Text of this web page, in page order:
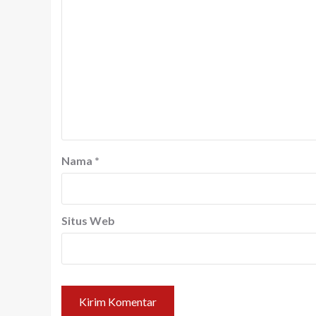
Nama *
Situs Web